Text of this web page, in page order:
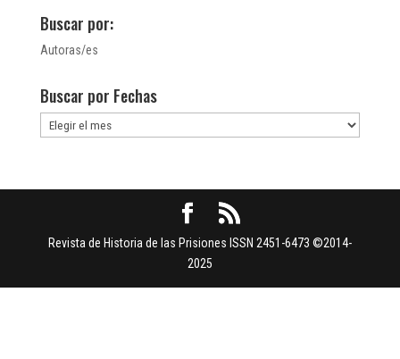
Buscar por:
Autoras/es
Buscar por Fechas
Buscar
por
Revista de Historia de las Prisiones ISSN 2451-6473 ©2014-
2025